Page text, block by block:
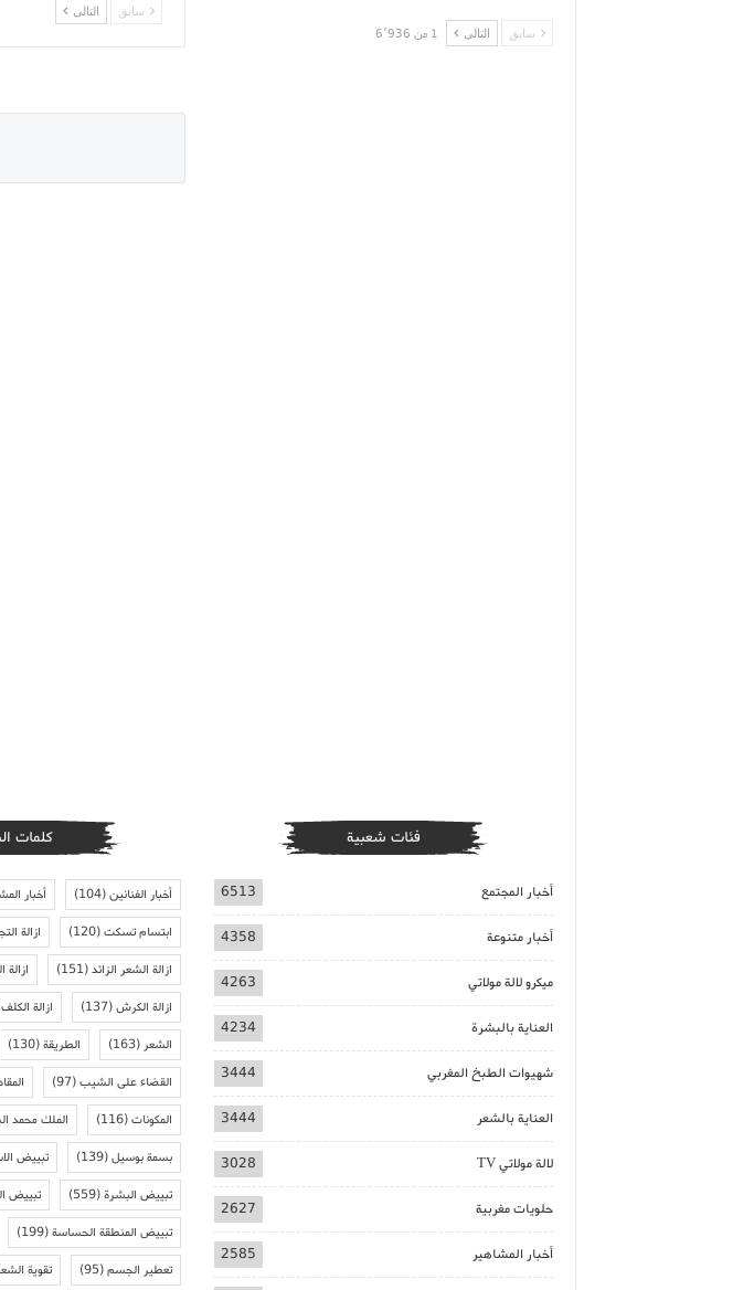
سابق التالى
سابق التالى 1 من 6٬936
فئات شعبية
أخبار المجتمع 6513
أخبار متنوعة 4358
ميكرو لالة مولاتي 4263
العناية بالبشرة 4234
شهيوات الطبخ المغربي 3444
العناية بالشعر 3444
لالة مولاتي TV 3028
حلويات مغربية 2627
أخبار المشاهير 2585
كلمات
أخبار الفنانين(104) أخبار
ابتسام تسكت(120) ازالة
ازالة الشعر الزائد(151)
ازالة الكرش(137) ازالة الكلف
الشعر(163) الطريقة(130)
القضاء على الشيب(97)
المكونات(116) الملك محمد
بسمة بوسيل(139) تبييض
تبييض البشرة(559) تبييض
تبييض المنطقة الحساسة(199)
تعطير الجسم(95) تقوية